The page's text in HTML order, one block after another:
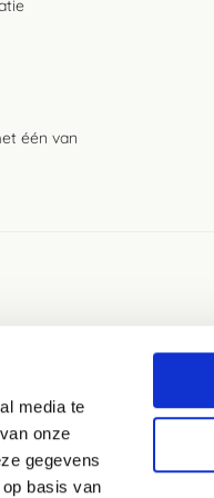
media te
onze
gegevens
basis van
één van